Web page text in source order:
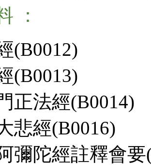
：
(B0012)
(B0013)
正法經(B0014)
悲經(B0016)
彌陀經註釋會要